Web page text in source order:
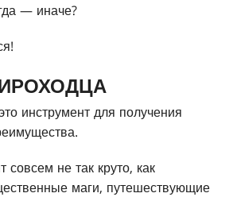
— иначе?
инструмент для получения
совсем не так круто, как
маги, путешествующие